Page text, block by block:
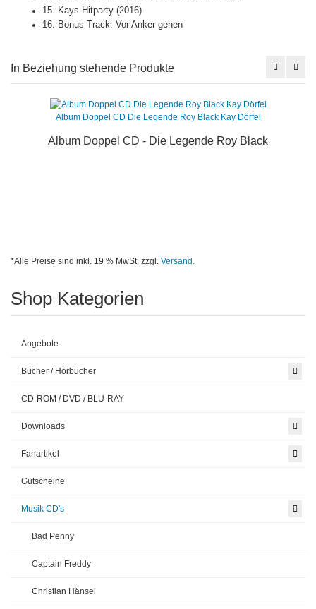
15. Kays Hitparty (2016)
16. Bonus Track: Vor Anker gehen
In Beziehung stehende Produkte
Album Doppel CD Die Legende Roy Black Kay Dörfel
Album Doppel CD - Die Legende Roy Black
*Alle Preise sind inkl. 19 % MwSt. zzgl. Versand.
Shop Kategorien
Angebote
Bücher / Hörbücher
CD-ROM / DVD / BLU-RAY
Downloads
Fanartikel
Gutscheine
Musik CD's
Bad Penny
Captain Freddy
Christian Hänsel